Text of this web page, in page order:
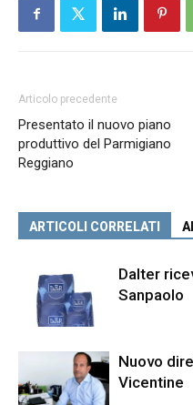
Articolo precedente
Presentato il nuovo piano
produttivo del Parmigiano
Reggiano
ARTICOLI CORRELATI
Dalter
Sanpaolo
Nuovo
Vicentine